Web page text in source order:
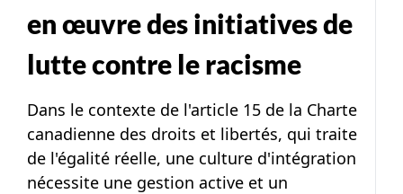
en œuvre des initiatives de
lutte contre le racisme
Dans le contexte de l'article 15 de la Charte
canadienne des droits et libertés, qui traite
de l'égalité réelle, une culture d'intégration
nécessite une gestion active et un